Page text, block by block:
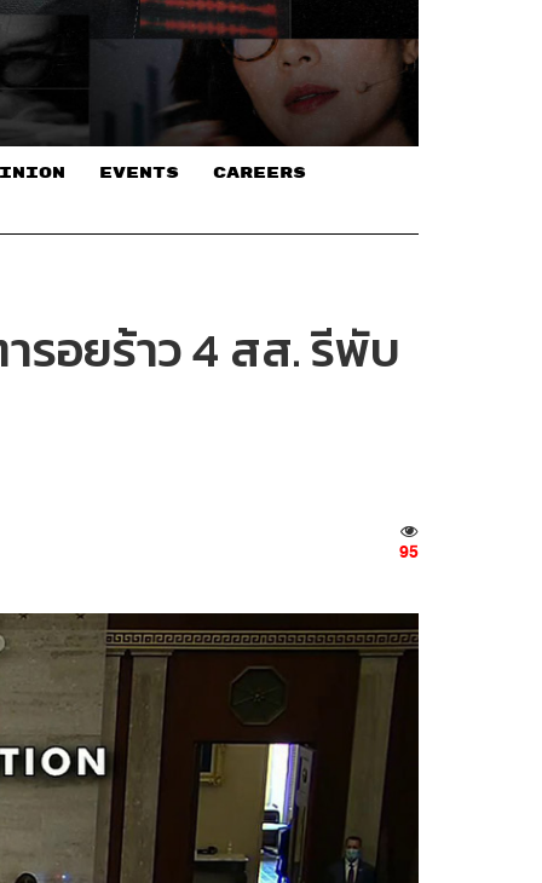
EVENTS CAREERS
รอยร้าว 4 สส. รีพับ
95